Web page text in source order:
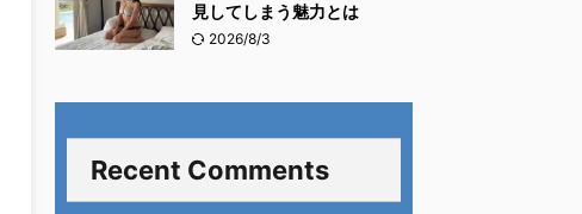
見してしまう魅力とは
2026/8/3
Recent Comments